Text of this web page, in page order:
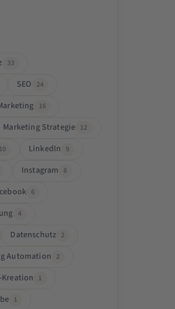
33
SEO 24
16
Marketing Strategie 12
10 LinkedIn 9
Instagram 8
6
4
Datenschutz 2
Automation 2
1
1